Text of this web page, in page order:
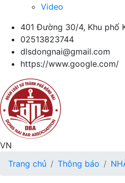
Video
401 Đường 30/4, Khu phố
02513823744
dlsdongnai@gmail.com
https://www.google.com/
VN
Trang chủ
Thông báo